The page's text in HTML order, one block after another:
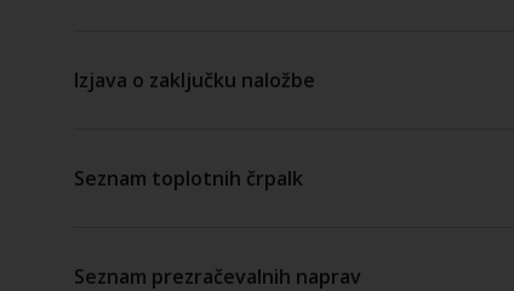
Izjava o zaključku naložbe
Seznam toplotnih črpalk
Seznam prezračevalnih naprav